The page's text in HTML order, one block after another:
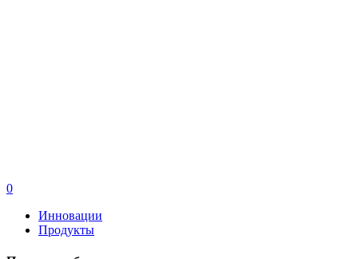
0
Инновации
Продукты